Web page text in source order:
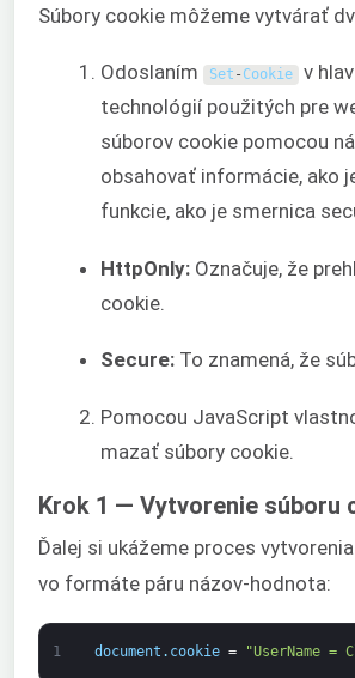
Súbory cookie môžeme vytvárať
Odoslaním Set - Cookie v
technológií použitých pre
súborov cookie pomocou
obsahovať informácie, ako
funkcie, ako je smernica
HttpOnly: Označuje, že
cookie.
Secure: To znamená, že
Pomocou JavaScript
mazať súbory cookie.
Krok 1 — Vytvorenie súboru
Ďalej si ukážeme proces
vo formáte páru názov-hodnota:
1 document . cookie = "UserName =